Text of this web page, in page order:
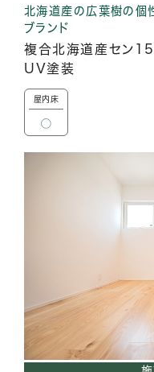
北海道産の広葉樹の個
ブランド
複合北海道産セン
UV塗装
屋内床